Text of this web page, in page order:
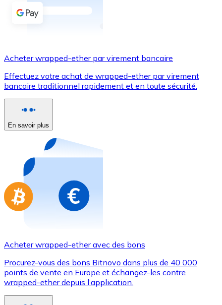
Virement SEPA
Utilisez les cartes Visa et Mastercard pour acheter
Acheter avec carte
Nouveau
Achetez des cartes-cadeaux de vos marques
Aller à la boutique de cartes-cadeaux
Acheter wrapped-ether par virement bancaire
Effectuez votre achat de wrapped-ether par virement
bancaire traditionnel rapidement et en toute sécurité.
En savoir plus
Acheter wrapped-ether avec des bons
Procurez-vous des bons Bitnovo dans plus de 40 000
points de vente en Europe et échangez-les contre
wrapped-ether depuis l’application.